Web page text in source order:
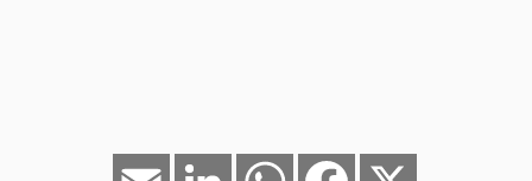
Facebook
WhatsApp
LinkedIn
Email